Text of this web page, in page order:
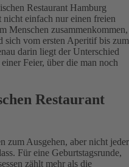
Restaurant Hamburg
einfach nur einen freien
Menschen zusammenkommen,
sich vom ersten Aperitif bis zum
darin liegt der Unterschied
Feier, über die man noch
Restaurant
zum Ausgehen, aber nicht jeder
Für eine Geburtstagsrunde,
zählt mehr als die